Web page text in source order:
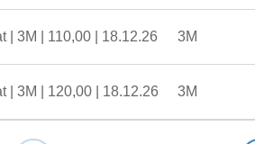
| 3M | 110,00 | 18.12.26 3M
| 3M | 120,00 | 18.12.26 3M